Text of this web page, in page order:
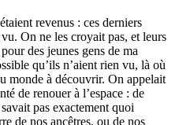
revenus : ces derniers
On ne les croyait pas, et leurs
des jeunes gens de ma
qu’ils n’aient rien vu, là où
monde à découvrir. On appelait
de renouer à l’espace : de
pas exactement quoi
de nos ancêtres, ou de nos